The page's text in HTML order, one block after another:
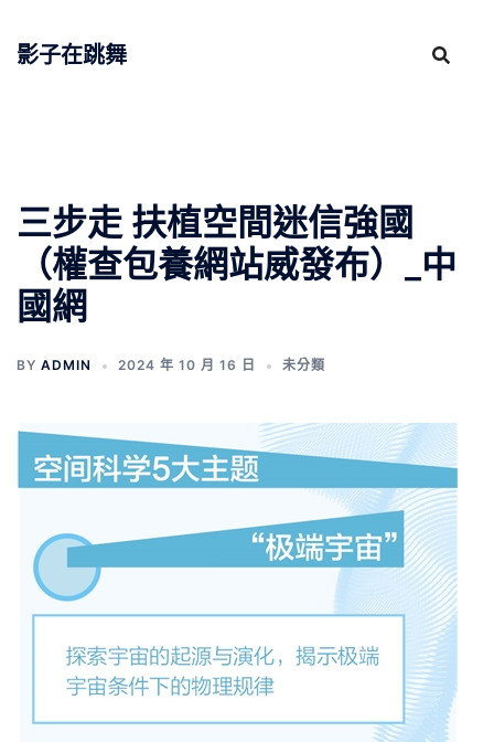
影子在跳舞
三步走 扶植空間迷信強國
（權查包養網站威發布）_中
國網
BY ADMIN 2024 年 10 月 16 日 未分類